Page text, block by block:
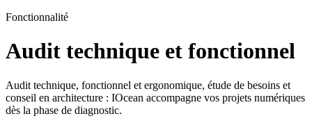
Fonctionnalité
Audit technique et fonctionnel
Audit technique, fonctionnel et ergonomique, étude de besoins et
conseil en architecture : IOcean accompagne vos projets numériques
dès la phase de diagnostic.